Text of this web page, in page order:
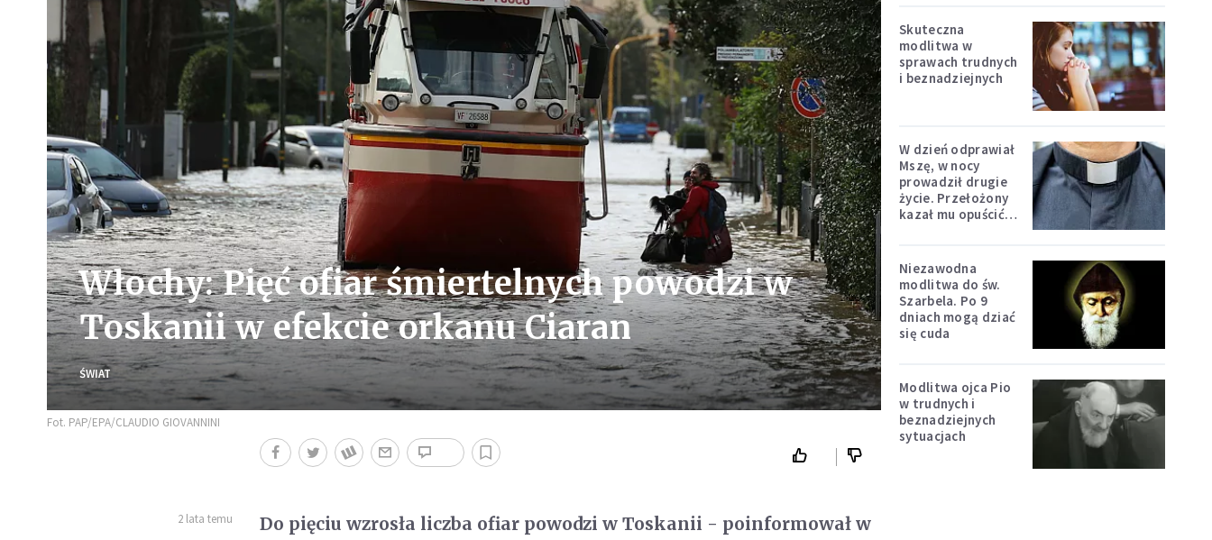
Włochy: Pięć ofiar śmiertelnych powodzi w
Toskanii w efekcie orkanu Ciaran
ŚWIAT
Fot. PAP/EPA/CLAUDIO GIOVANNINI
2 lata temu
Do pięciu wzrosła liczba ofiar powodzi w Toskanii - poinformował w
Skuteczna
modlitwa w
sprawach trudnych
i beznadziejnych
W dzień odprawiał
Mszę, w nocy
prowadził drugie
życie. Przełożony
kazał mu opuścić
Niezawodna
modlitwa do św.
Szarbela. Po 9
dniach mogą dziać
się cuda
Modlitwa ojca Pio
w trudnych i
beznadziejnych
sytuacjach